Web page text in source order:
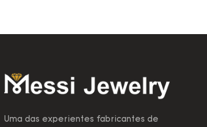
Uma das experientes fabricantes de